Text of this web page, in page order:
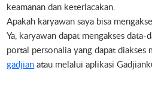
keamanan dan keterlacakan.
Apakah karyawan saya bisa
Ya, karyawan dapat mengakses data-
portal personalia yang dapat diakses
gadjian atau melalui aplikasi